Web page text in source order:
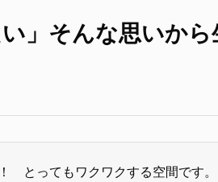
」そんな思いか
とってもワクワクする空間です。